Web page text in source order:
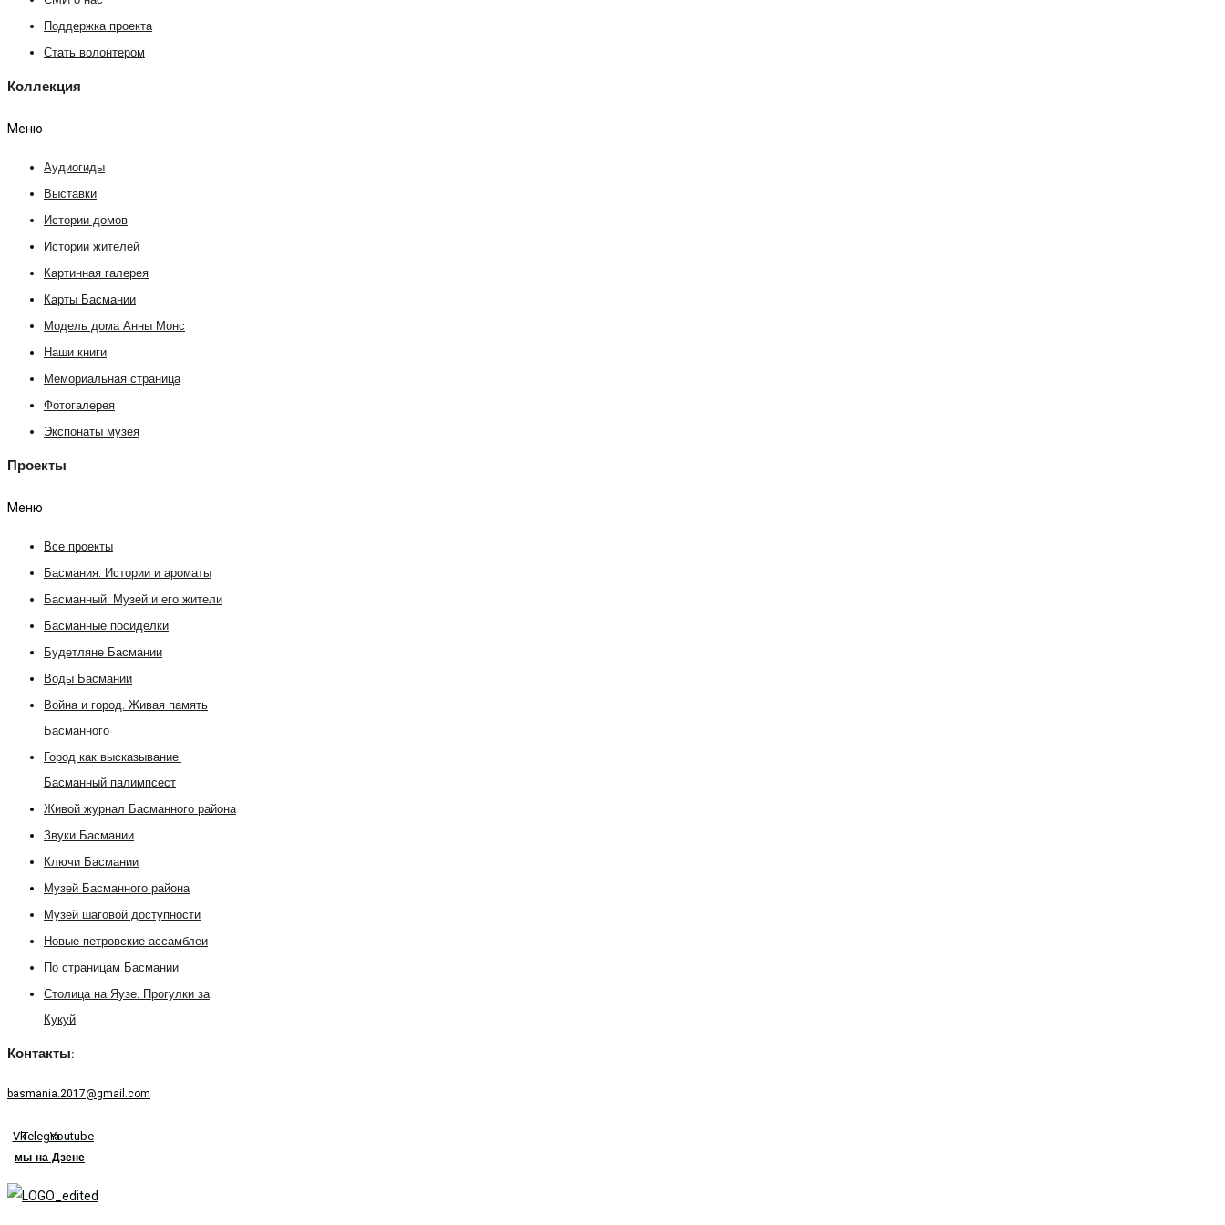
Поддержка проекта
Стать волонтером
Коллекция
Меню
Аудиогиды
Выставки
Истории домов
Истории жителей
Картинная галерея
Карты Басмании
Модель дома Анны Монс
Наши книги
Мемориальная страница
Фотогалерея
Экспонаты музея
Проекты
Меню
Все проекты
Басмания. Истории и ароматы
Басманный. Музей и его жители
Басманные посиделки
Будетляне Басмании
Воды Басмании
Война и город. Живая память
Басманного
Город как высказывание.
Басманный палимпсест
Живой журнал Басманного района
Звуки Басмании
Ключи Басмании
Музей Басманного района
Музей шаговой доступности
Новые петровские ассамблеи
По страницам Басмании
Столица на Яузе. Прогулки за
Кукуй
Контакты:
basmania.2017@gmail.com
VkTelegramYoutube
мы на Дзене